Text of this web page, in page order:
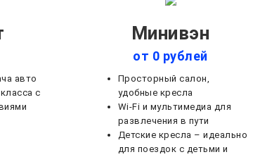
авто
с
Минивэн
от 0 рублей
Просторный салон,
удобные кресла
Wi-Fi и мультимедиа для
развлечения в пути
Детские кресла – идеально
для поездок с детьми и